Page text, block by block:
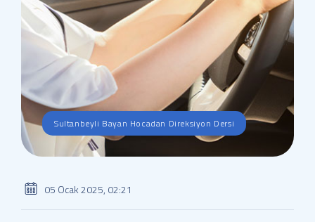
Sultanbeyli Bayan Hocadan Direksiyon Dersi
05 Ocak 2025, 02:21